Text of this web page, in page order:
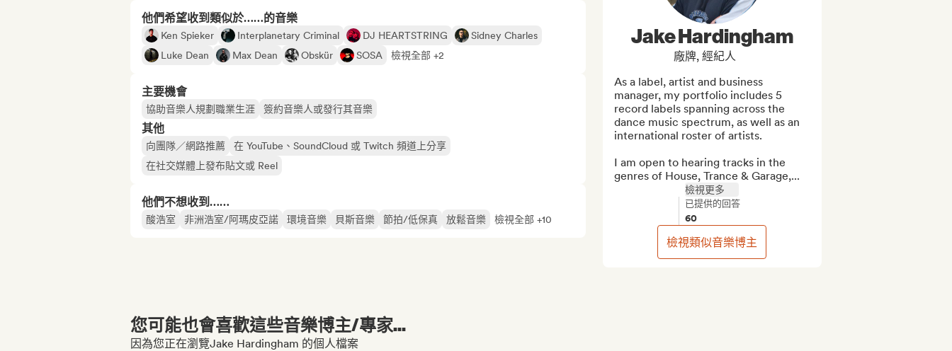
他們希望收到類似於……的音樂
Ken Spieker Interplanetary Criminal DJ HEARTSTRING
Sidney Charles
Luke Dean
Max Dean Obskür SOSA 檢視全部 +2
主要機會
協助音樂人規劃職業生涯 簽約音樂人或發行其音樂
其他
向團隊／網路推薦
在 YouTube、SoundCloud 或 Twitch 頻道上分享
在社交媒體上發布貼文或 Reel
他們不想收到……
酸浩室 非洲浩室/阿瑪皮亞諾 環境音樂 貝斯音樂 節拍/低保真 放鬆音樂 檢視全部 +10
Jake Hardingham
廠牌, 經紀人
As a label, artist and business
manager, my portfolio includes 5
record labels spanning across the
dance music spectrum, as well as an
international roster of artists.
I am open to hearing tracks in the
genres of House, Trance & Garage,...
檢視更多
已提供的回答
60
檢視類似音樂博主
您可能也會喜歡這些音樂博主/專家...
因為您正在瀏覽Jake Hardingham 的個人檔案